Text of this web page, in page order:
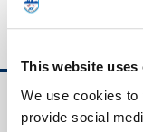
This website uses
We use cookies to
provide social
盤谷日本人商工会